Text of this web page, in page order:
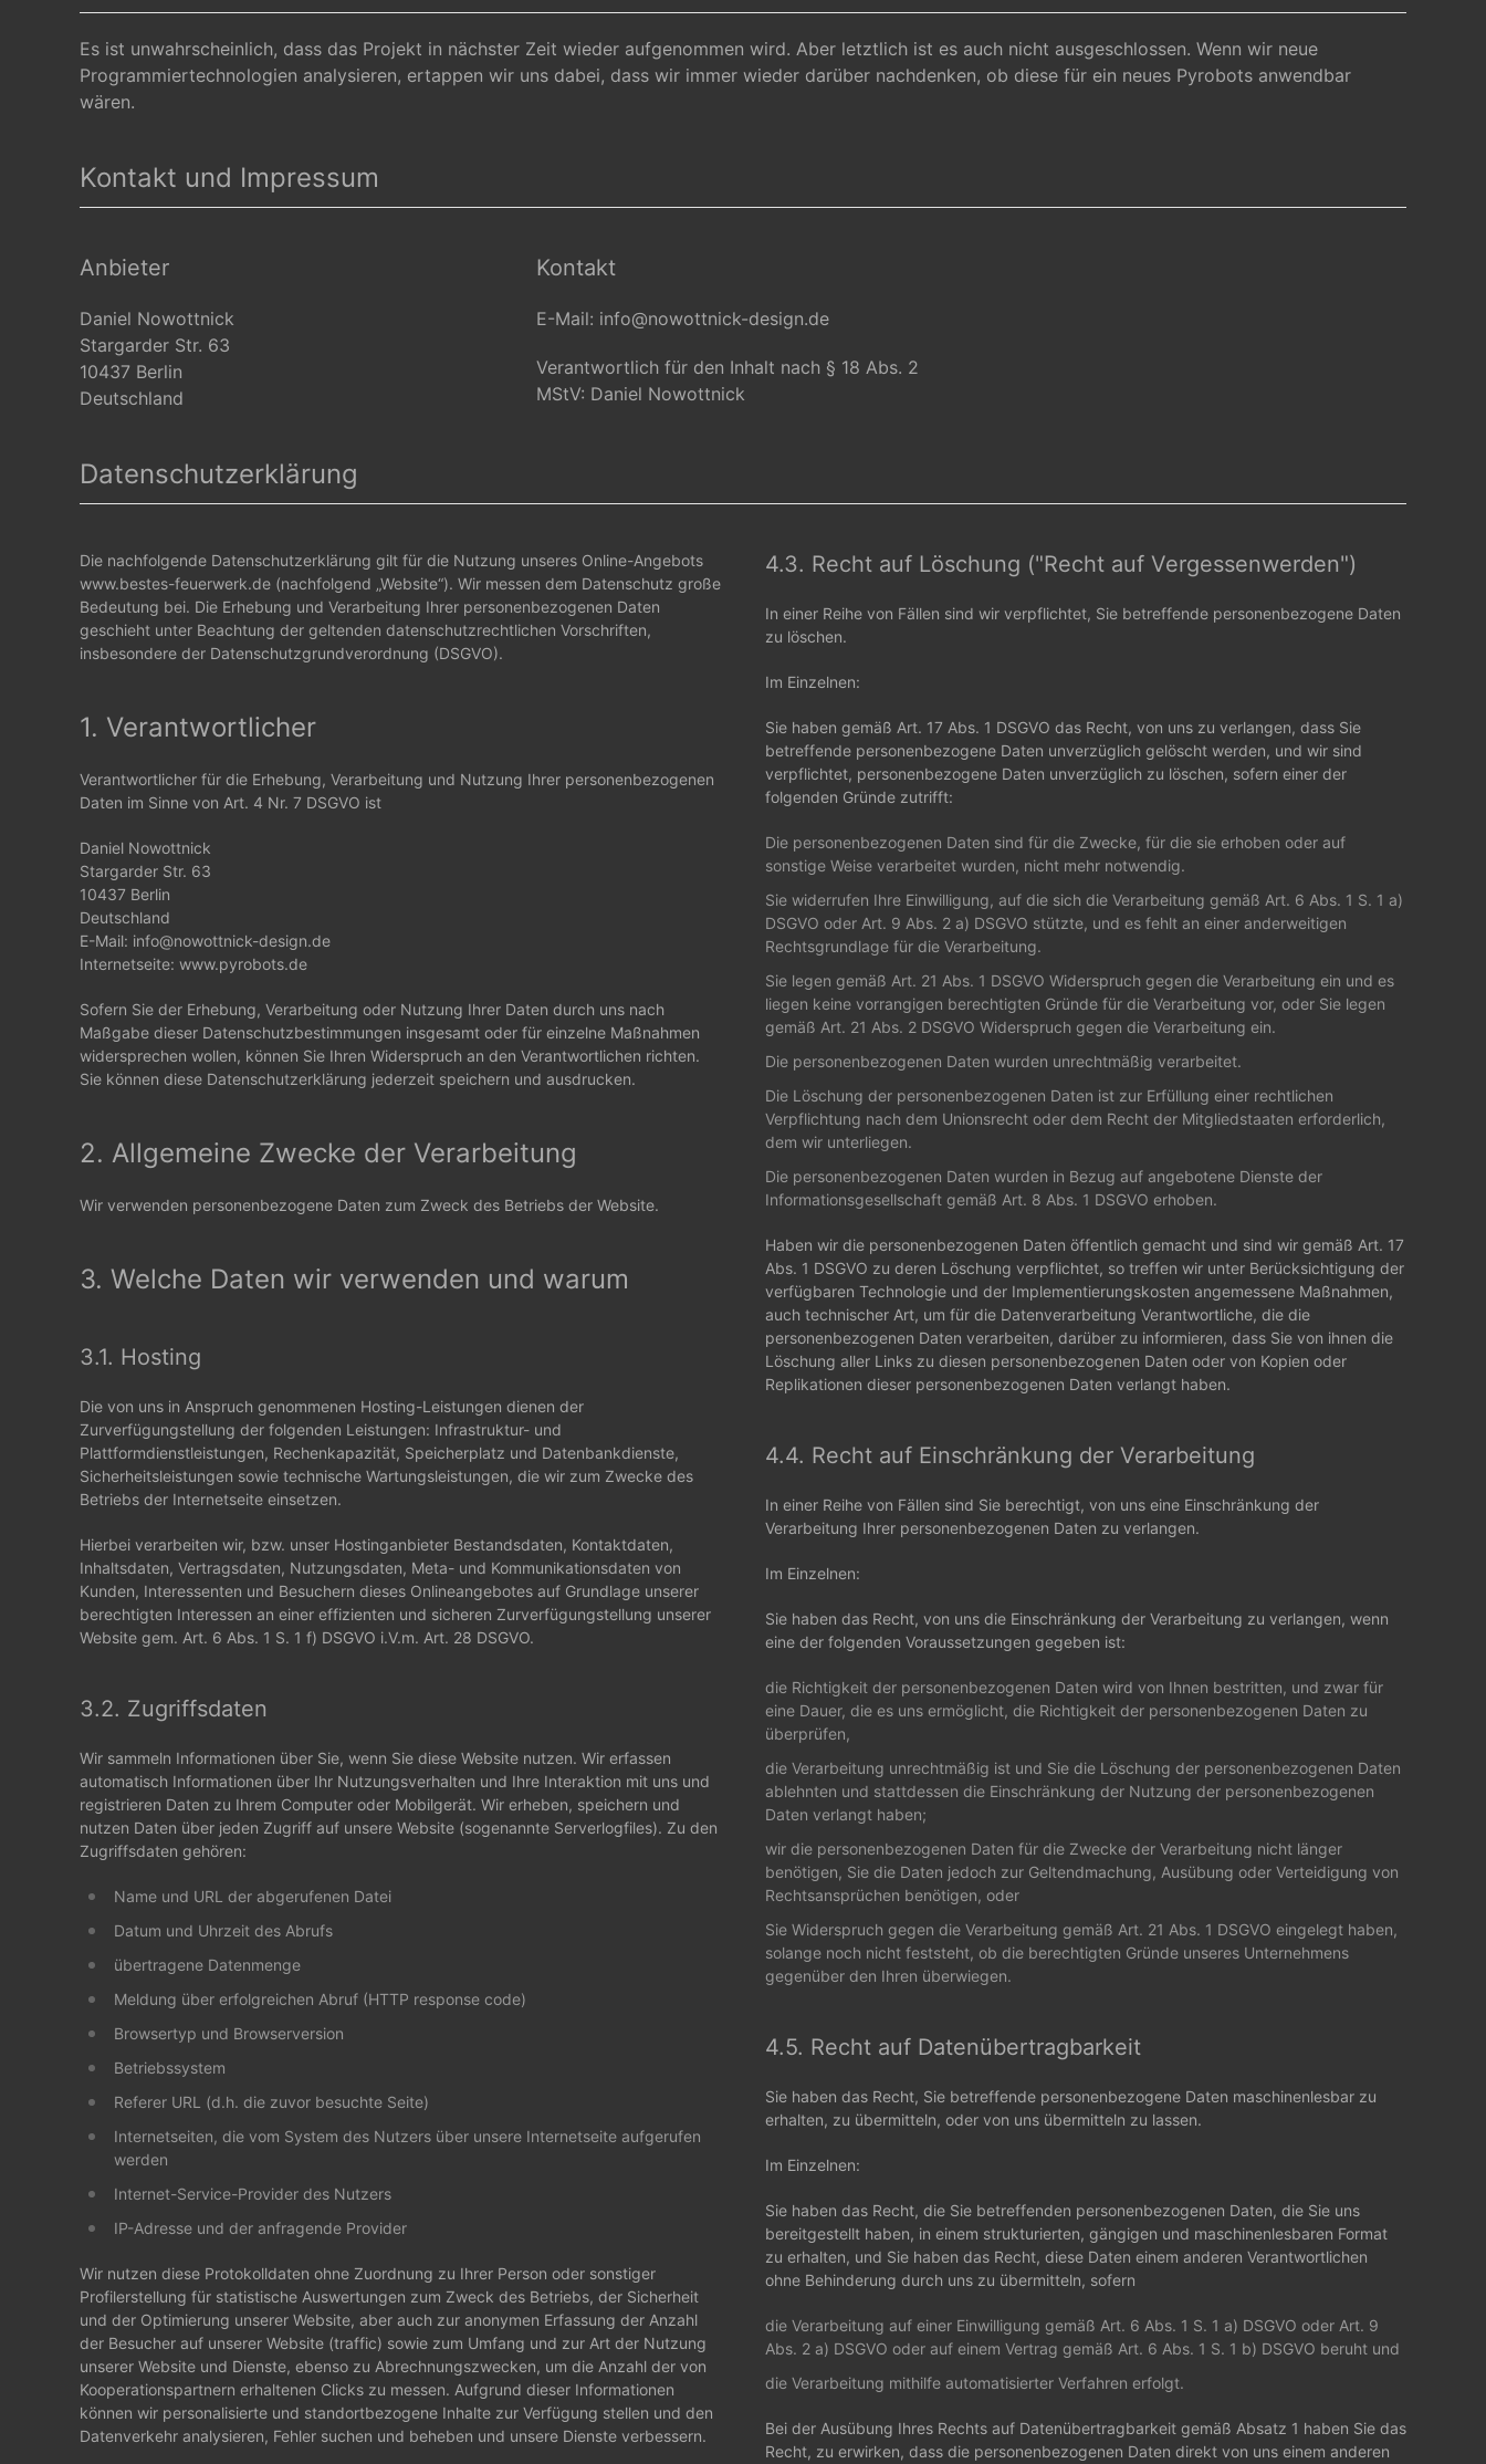
Es ist unwahrscheinlich, dass das Projekt in nächster Zeit wieder aufgenommen wird. Aber letztlich ist es auch nicht ausgeschlossen. Wenn wir neue
Programmiertechnologien analysieren, ertappen wir uns dabei, dass wir immer wieder darüber nachdenken, ob diese für ein neues Pyrobots anwendbar
wären.
Kontakt und Impressum
Anbieter
Daniel Nowottnick
Stargarder Str. 63
10437 Berlin
Deutschland
Kontakt
E-Mail: info@nowottnick-design.de
Verantwortlich für den Inhalt nach § 18 Abs. 2
MStV: Daniel Nowottnick
Datenschutzerklärung
Die nachfolgende Datenschutzerklärung gilt für die Nutzung unseres Online-Angebots
www.bestes-feuerwerk.de (nachfolgend „Website“). Wir messen dem Datenschutz große
Bedeutung bei. Die Erhebung und Verarbeitung Ihrer personenbezogenen Daten
geschieht unter Beachtung der geltenden datenschutzrechtlichen Vorschriften,
insbesondere der Datenschutzgrundverordnung (DSGVO).
1. Verantwortlicher
Verantwortlicher für die Erhebung, Verarbeitung und Nutzung Ihrer personenbezogenen
Daten im Sinne von Art. 4 Nr. 7 DSGVO ist
Daniel Nowottnick
Stargarder Str. 63
10437 Berlin
Deutschland
E-Mail: info@nowottnick-design.de
Internetseite: www.pyrobots.de
Sofern Sie der Erhebung, Verarbeitung oder Nutzung Ihrer Daten durch uns nach
Maßgabe dieser Datenschutzbestimmungen insgesamt oder für einzelne Maßnahmen
widersprechen wollen, können Sie Ihren Widerspruch an den Verantwortlichen richten.
Sie können diese Datenschutzerklärung jederzeit speichern und ausdrucken.
2. Allgemeine Zwecke der Verarbeitung
Wir verwenden personenbezogene Daten zum Zweck des Betriebs der Website.
3. Welche Daten wir verwenden und warum
3.1. Hosting
Die von uns in Anspruch genommenen Hosting-Leistungen dienen der
Zurverfügungstellung der folgenden Leistungen: Infrastruktur- und
Plattformdienstleistungen, Rechenkapazität, Speicherplatz und Datenbankdienste,
Sicherheitsleistungen sowie technische Wartungsleistungen, die wir zum Zwecke des
Betriebs der Internetseite einsetzen.
Hierbei verarbeiten wir, bzw. unser Hostinganbieter Bestandsdaten, Kontaktdaten,
Inhaltsdaten, Vertragsdaten, Nutzungsdaten, Meta- und Kommunikationsdaten von
Kunden, Interessenten und Besuchern dieses Onlineangebotes auf Grundlage unserer
berechtigten Interessen an einer effizienten und sicheren Zurverfügungstellung unserer
Website gem. Art. 6 Abs. 1 S. 1 f) DSGVO i.V.m. Art. 28 DSGVO.
3.2. Zugriffsdaten
Wir sammeln Informationen über Sie, wenn Sie diese Website nutzen. Wir erfassen
automatisch Informationen über Ihr Nutzungsverhalten und Ihre Interaktion mit uns und
registrieren Daten zu Ihrem Computer oder Mobilgerät. Wir erheben, speichern und
nutzen Daten über jeden Zugriff auf unsere Website (sogenannte Serverlogfiles). Zu den
Zugriffsdaten gehören:
Name und URL der abgerufenen Datei
Datum und Uhrzeit des Abrufs
übertragene Datenmenge
Meldung über erfolgreichen Abruf (HTTP response code)
Browsertyp und Browserversion
Betriebssystem
Referer URL (d.h. die zuvor besuchte Seite)
Internetseiten, die vom System des Nutzers über unsere Internetseite aufgerufen
werden
Internet-Service-Provider des Nutzers
IP-Adresse und der anfragende Provider
Wir nutzen diese Protokolldaten ohne Zuordnung zu Ihrer Person oder sonstiger
Profilerstellung für statistische Auswertungen zum Zweck des Betriebs, der Sicherheit
und der Optimierung unserer Website, aber auch zur anonymen Erfassung der Anzahl
der Besucher auf unserer Website (traffic) sowie zum Umfang und zur Art der Nutzung
unserer Website und Dienste, ebenso zu Abrechnungszwecken, um die Anzahl der von
Kooperationspartnern erhaltenen Clicks zu messen. Aufgrund dieser Informationen
können wir personalisierte und standortbezogene Inhalte zur Verfügung stellen und den
Datenverkehr analysieren, Fehler suchen und beheben und unsere Dienste verbessern.
4.3. Recht auf Löschung ("Recht auf Vergessenwerden")
In einer Reihe von Fällen sind wir verpflichtet, Sie betreffende personenbezogene Daten
zu löschen.
Im Einzelnen:
Sie haben gemäß Art. 17 Abs. 1 DSGVO das Recht, von uns zu verlangen, dass Sie
betreffende personenbezogene Daten unverzüglich gelöscht werden, und wir sind
verpflichtet, personenbezogene Daten unverzüglich zu löschen, sofern einer der
folgenden Gründe zutrifft:
Die personenbezogenen Daten sind für die Zwecke, für die sie erhoben oder auf
sonstige Weise verarbeitet wurden, nicht mehr notwendig.
Sie widerrufen Ihre Einwilligung, auf die sich die Verarbeitung gemäß Art. 6 Abs. 1 S. 1 a)
DSGVO oder Art. 9 Abs. 2 a) DSGVO stützte, und es fehlt an einer anderweitigen
Rechtsgrundlage für die Verarbeitung.
Sie legen gemäß Art. 21 Abs. 1 DSGVO Widerspruch gegen die Verarbeitung ein und es
liegen keine vorrangigen berechtigten Gründe für die Verarbeitung vor, oder Sie legen
gemäß Art. 21 Abs. 2 DSGVO Widerspruch gegen die Verarbeitung ein.
Die personenbezogenen Daten wurden unrechtmäßig verarbeitet.
Die Löschung der personenbezogenen Daten ist zur Erfüllung einer rechtlichen
Verpflichtung nach dem Unionsrecht oder dem Recht der Mitgliedstaaten erforderlich,
dem wir unterliegen.
Die personenbezogenen Daten wurden in Bezug auf angebotene Dienste der
Informationsgesellschaft gemäß Art. 8 Abs. 1 DSGVO erhoben.
Haben wir die personenbezogenen Daten öffentlich gemacht und sind wir gemäß Art. 17
Abs. 1 DSGVO zu deren Löschung verpflichtet, so treffen wir unter Berücksichtigung der
verfügbaren Technologie und der Implementierungskosten angemessene Maßnahmen,
auch technischer Art, um für die Datenverarbeitung Verantwortliche, die die
personenbezogenen Daten verarbeiten, darüber zu informieren, dass Sie von ihnen die
Löschung aller Links zu diesen personenbezogenen Daten oder von Kopien oder
Replikationen dieser personenbezogenen Daten verlangt haben.
4.4. Recht auf Einschränkung der Verarbeitung
In einer Reihe von Fällen sind Sie berechtigt, von uns eine Einschränkung der
Verarbeitung Ihrer personenbezogenen Daten zu verlangen.
Im Einzelnen:
Sie haben das Recht, von uns die Einschränkung der Verarbeitung zu verlangen, wenn
eine der folgenden Voraussetzungen gegeben ist:
die Richtigkeit der personenbezogenen Daten wird von Ihnen bestritten, und zwar für
eine Dauer, die es uns ermöglicht, die Richtigkeit der personenbezogenen Daten zu
überprüfen,
die Verarbeitung unrechtmäßig ist und Sie die Löschung der personenbezogenen Daten
ablehnten und stattdessen die Einschränkung der Nutzung der personenbezogenen
Daten verlangt haben;
wir die personenbezogenen Daten für die Zwecke der Verarbeitung nicht länger
benötigen, Sie die Daten jedoch zur Geltendmachung, Ausübung oder Verteidigung von
Rechtsansprüchen benötigen, oder
Sie Widerspruch gegen die Verarbeitung gemäß Art. 21 Abs. 1 DSGVO eingelegt haben,
solange noch nicht feststeht, ob die berechtigten Gründe unseres Unternehmens
gegenüber den Ihren überwiegen.
4.5. Recht auf Datenübertragbarkeit
Sie haben das Recht, Sie betreffende personenbezogene Daten maschinenlesbar zu
erhalten, zu übermitteln, oder von uns übermitteln zu lassen.
Im Einzelnen:
Sie haben das Recht, die Sie betreffenden personenbezogenen Daten, die Sie uns
bereitgestellt haben, in einem strukturierten, gängigen und maschinenlesbaren Format
zu erhalten, und Sie haben das Recht, diese Daten einem anderen Verantwortlichen
ohne Behinderung durch uns zu übermitteln, sofern
die Verarbeitung auf einer Einwilligung gemäß Art. 6 Abs. 1 S. 1 a) DSGVO oder Art. 9
Abs. 2 a) DSGVO oder auf einem Vertrag gemäß Art. 6 Abs. 1 S. 1 b) DSGVO beruht und
die Verarbeitung mithilfe automatisierter Verfahren erfolgt.
Bei der Ausübung Ihres Rechts auf Datenübertragbarkeit gemäß Absatz 1 haben Sie das
Recht, zu erwirken, dass die personenbezogenen Daten direkt von uns einem anderen